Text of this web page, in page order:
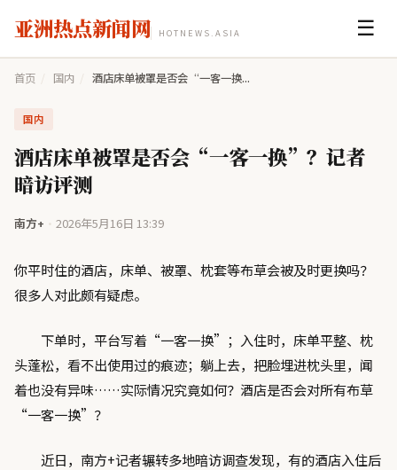
亚洲热点新闻网 HOTNEWS.ASIA ☰
首页 国内 酒店床单被罩是否会“一客一换...
国内
酒店床单被罩是否会“一客一换”？记者
暗访评测
南方+ · 2026年5月16日 13:39
你平时住的酒店，床单、被罩、枕套等布草会被及时更换吗？
很多人对此颇有疑虑。
下单时，平台写着“一客一换”；入住时，床单平整、枕
头蓬松，看不出使用过的痕迹；躺上去，把脸埋进枕头里，闻
着也没有异味……实际情况究竟如何？酒店是否会对所有布草
“一客一换”？
近日，南方+记者辗转多地暗访调查发现，有的酒店入住后